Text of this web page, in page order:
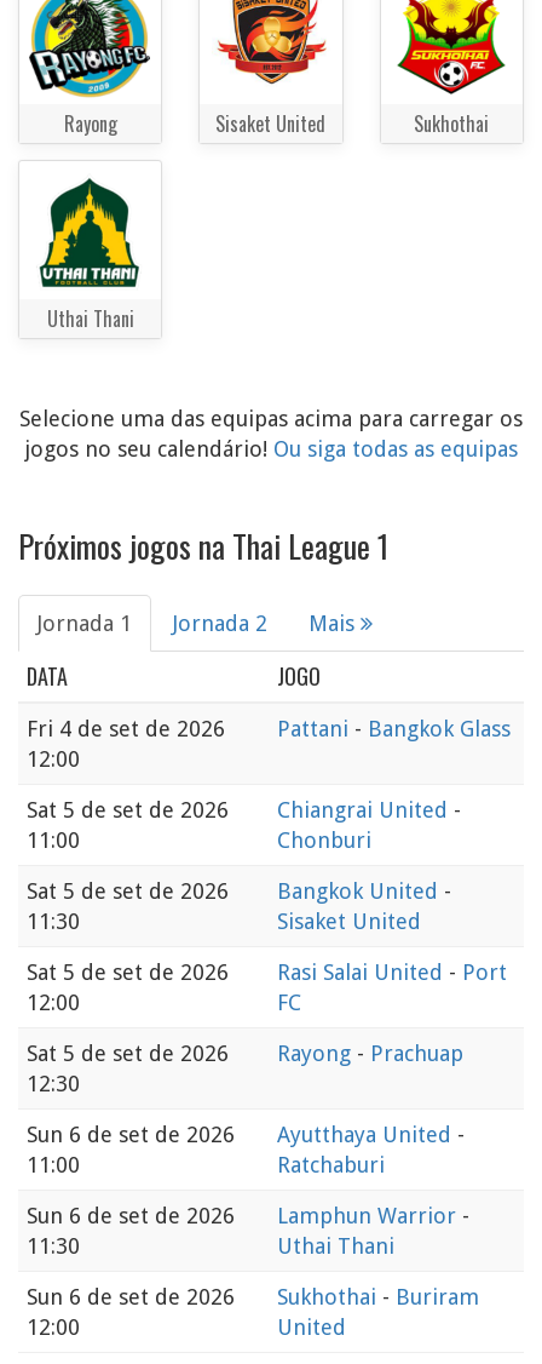
Rayong Sisaket United Sukhothai
Uthai Thani
Selecione uma das equipas acima para carregar os
jogos no seu calendário! Ou siga todas as equipas
Próximos jogos na Thai League 1
Jornada 1 Jornada 2 Mais
DATA JOGO
Fri 4 de set de 2026
12:00
Pattani - Bangkok Glass
Sat 5 de set de 2026
11:00
Chiangrai United -
Chonburi
Sat 5 de set de 2026
11:30
Bangkok United -
Sisaket United
Sat 5 de set de 2026
12:00
Rasi Salai United - Port
FC
Sat 5 de set de 2026
12:30
Rayong - Prachuap
Sun 6 de set de 2026
11:00
Ayutthaya United -
Ratchaburi
Sun 6 de set de 2026
11:30
Lamphun Warrior -
Uthai Thani
Sun 6 de set de 2026
12:00
Sukhothai - Buriram
United